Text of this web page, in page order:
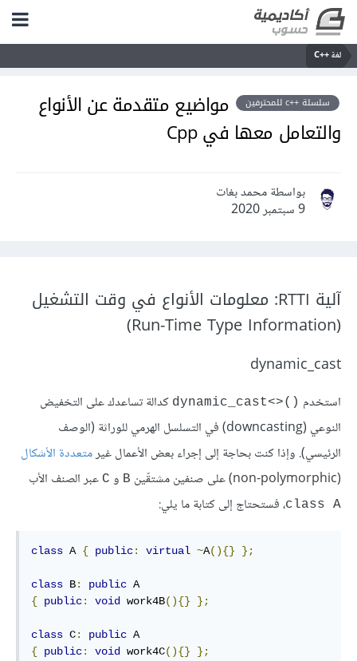
لغة C++‎
سلسلة ++c للمحترفين
مواضيع متقدمة عن الأنواع
والتعامل معها في Cpp
بواسطة محمد بغات
9 سبتمبر 2020
آلية RTTI: معلومات الأنواع في وقت التشغيل
(Run-Time Type Information)
dynamic_cast
استخدم ‎dynamic_cast<>()‎ كدالة تساعدك على التخفيض
النوعي (downcasting) في التسلسل الهرمي للوراثة (الوصف
الرئيسي). وإذا كنت بحاجة إلى إجراء بعض الأعمال غيرمتعددة الأشكال
(non-polymorphic) على صنفين مشتقّين
‎B‎ و ‎C‎ عبر الصنف الأب
‎class A‎، فستحتاج إلى كتابة ما يلي:
class A { public: virtual ~A(){} };
class B: public
{ public: void work4B(){} };
class C: public
{ public: void work4C(){} };